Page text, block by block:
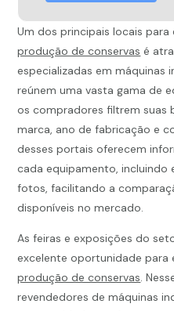
Um dos principais locais
produção de conservas é
especializadas em máquinas
reúnem uma vasta gama de
os compradores filtrem suas
marca, ano de fabricação e
desses portais oferecem
cada equipamento, incluindo
fotos, facilitando a
disponíveis no mercado.
As feiras e exposições do
excelente oportunidade
produção de conservas.
revendedores de máquinas